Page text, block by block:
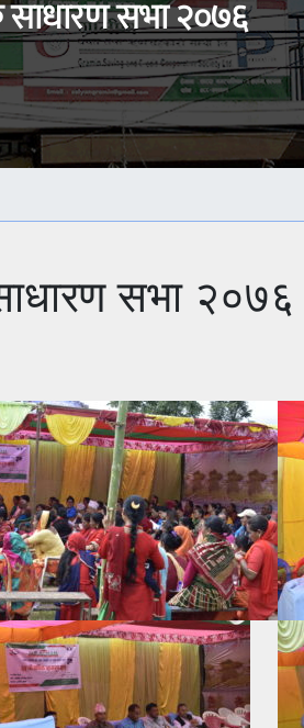
साधारण सभा २०७६
सभा २०७६